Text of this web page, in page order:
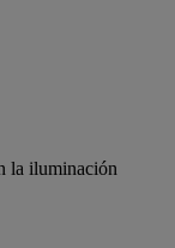
la iluminación